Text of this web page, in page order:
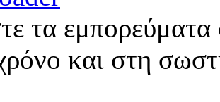
τα
και στη